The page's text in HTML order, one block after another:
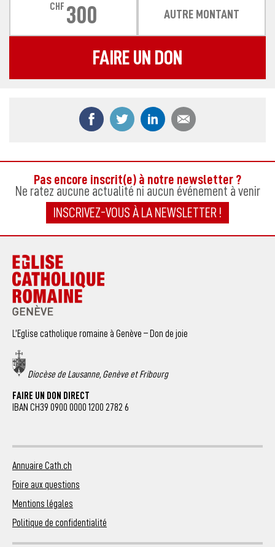
CHF 300 AUTRE MONTANT
FAIRE UN DON
Partager ce contenu sur Facebook
Partager ce contenu sur Twitter
Partager ce contenu
Pas encore inscrit(e) à notre newsletter ?
Ne ratez aucune actualité ni aucun événement à venir
INSCRIVEZ-VOUS À LA NEWSLETTER !
L’Eglise catholique romaine à Genève – Don de joie
Diocèse de Lausanne, Genève et Fribourg
FAIRE UN DON DIRECT
IBAN CH39 0900 0000 1200 2782 6
Annuaire Cath.ch
Foire aux questions
Mentions légales
Politique de confidentialité